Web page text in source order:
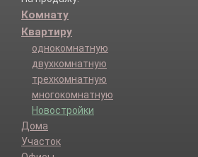
Комнату
Квартиру
однокомнатную
двухкомнатную
трехкомнатную
многокомнатную
Новостройки
Дома
Участок